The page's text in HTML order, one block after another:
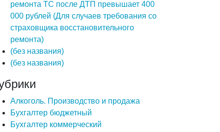
ремонта ТС после ДТП превышает 400
000 рублей (Для случаев требования со
страховщика восстановительного
ремонта)
(без названия)
(без названия)
Алкоголь. Производство и продажа
Бухгалтер бюджетный
Бухгалтер коммерческий